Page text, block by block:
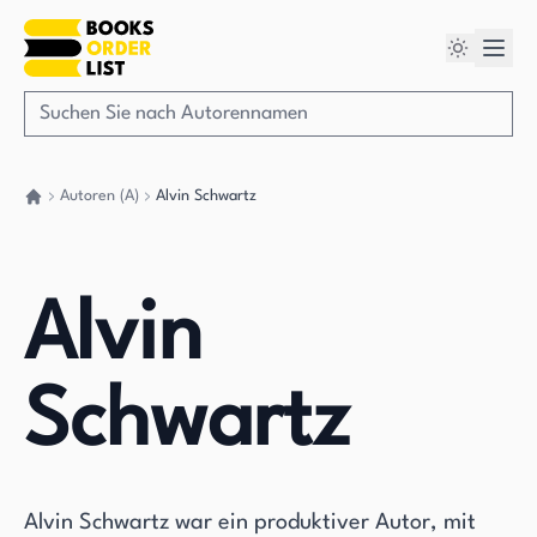
Autoren (A) Alvin Schwartz
Alvin
Schwartz
Alvin Schwartz war ein produktiver Autor, mit